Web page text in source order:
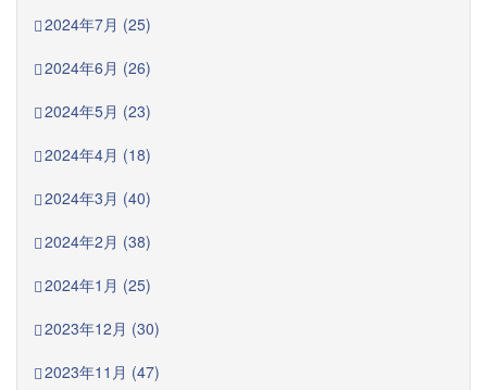
2024年7月 (25)
2024年6月 (26)
2024年5月 (23)
2024年4月 (18)
2024年3月 (40)
2024年2月 (38)
2024年1月 (25)
2023年12月 (30)
2023年11月 (47)